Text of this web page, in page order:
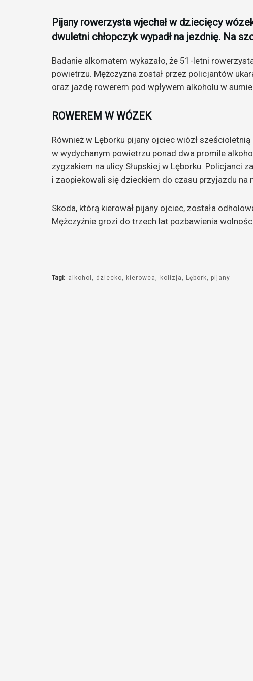
Pijany rowerzysta wjechał w dziecięcy
dwuletni chłopczyk wypadł na jezdnię. Na
Badanie alkomatem wykazało, że 51-letni
powietrzu. Mężczyzna został przez policjantów
oraz jazdę rowerem pod wpływem alkoholu w
ROWEREM W WÓZEK
Również w Lęborku pijany ojciec wiózł
w wydychanym powietrzu ponad dwa promile
zygzakiem na ulicy Słupskiej w Lęborku. Policjanci
i zaopiekowali się dzieckiem do czasu przyjazdu na
Skoda, którą kierował pijany ojciec, została
Mężczyźnie grozi do trzech lat pozbawienia
Tagi: alkohol dziecko kierowca kolizja Lębork pijany